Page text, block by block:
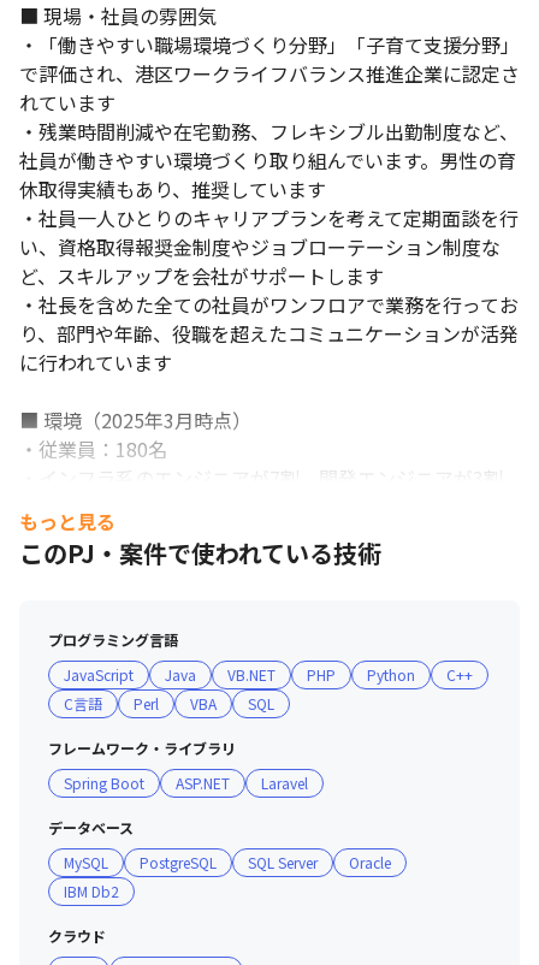
をしたいと思っています。もちろん、楽しいことばかりではあり
ませんが、仲間と一緒に前向きな姿勢でミッション達成を目指し
ております。
＜キャリアプラン例＞
プログラマー　⇒　システムエンジニア　⇒　スペシャリスト
プログラマー　⇒　システムエンジニア　⇒　プロジェクトマネ
ージャー　⇒　ITコンサルタント、経営／企画／管理
＜募集背景＞
人・モノ・企業をデジタル化技術でつなぎ、新たなサービスやビ
ジネスモデルを創出するDXが注目を集め、あらゆる業界がICT基
盤の整備を進めています。創立30周年を迎えましたが、変化のス
ピードが速いIT業界で、ソリューション事業を立ち上げてクラウ
ドサービスの販売へ転換していくなど、時代のニーズに合ったビ
強化するため人員を募集します。
■ 現場・社員の雰囲気
・「働きやすい職場環境づくり分野」「子育て支援分野」
で評価され、港区ワークライフバランス推進企業に認定さ
れています
・残業時間削減や在宅勤務、フレキシブル出勤制度など、
社員が働きやすい環境づくり取り組んでいます。男性の育
休取得実績もあり、推奨しています
・社員一人ひとりのキャリアプランを考えて定期面談を行
い、資格取得報奨金制度やジョブローテーション制度な
ど、スキルアップを会社がサポートします
・社長を含めた全ての社員がワンフロアで業務を行ってお
り、部門や年齢、役職を超えたコミュニケーションが活発
に行われています
■ 環境（2025年3月時点）
・従業員：180名
・インフラ系のエンジニアが7割、開発エンジニアが3割
在籍しています
・平均年齢は38歳です
【1分でわかる】2016年入社の社員が語る、ワークライフバラン
もっと見る
このPJ・案件で使われている技術
プログラミング言語
JavaScript
Java VB.NET PHP Python
C++
C言語
Perl VBA SQL
フレームワーク・ライブラリ
Spring Boot
ASP.NET Laravel
データベース
MySQL
PostgreSQL SQL Server
Oracle
IBM Db2
クラウド